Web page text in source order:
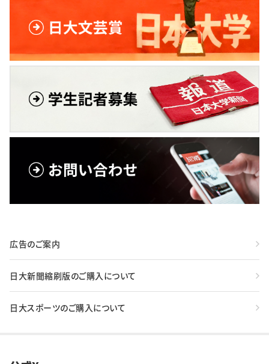
広告のご案内
日大新聞縮刷版のご購入について
日大スポーツのご購入について